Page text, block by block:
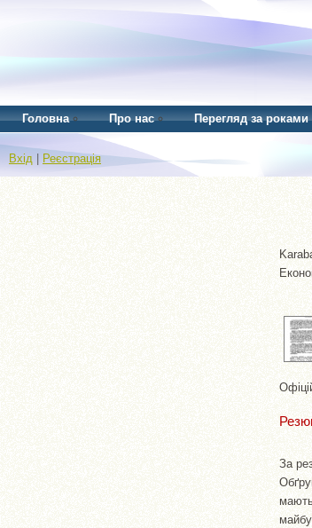
Головна Про нас Перегляд за роками
Вхід Реєстрація
За